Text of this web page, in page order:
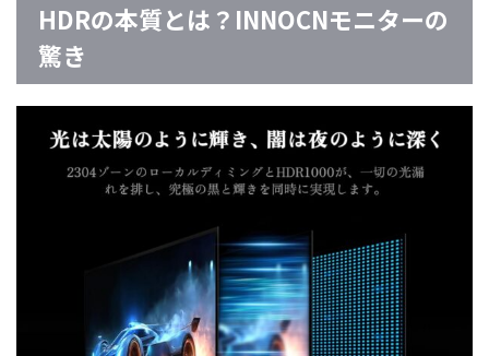
HDRの本質とは？INNOCNモニターの
驚き